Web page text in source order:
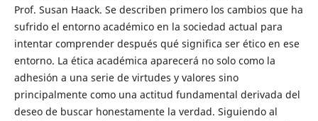
Prof. Susan Haack. Se describen primero los cambios que ha
sufrido el entorno académico en la sociedad actual para
intentar comprender después qué significa ser ético en ese
entorno. La ética académica aparecerá no solo como la
adhesión a una serie de virtudes y valores sino
principalmente como una actitud fundamental derivada del
deseo de buscar honestamente la verdad. Siguiendo al